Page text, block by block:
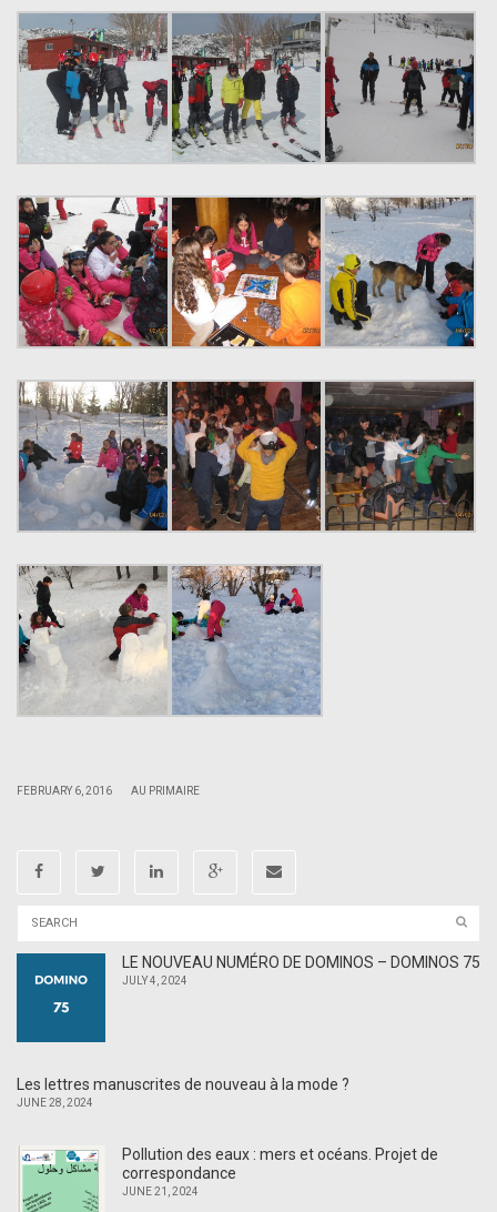
FEBRUARY 6, 2016 AU PRIMAIRE
LE NOUVEAU NUMÉRO DE DOMINOS – DOMINOS 75
JULY 4, 2024
Les lettres manuscrites de nouveau à la mode ?
JUNE 28, 2024
Pollution des eaux : mers et océans. Projet de
correspondance
JUNE 21, 2024